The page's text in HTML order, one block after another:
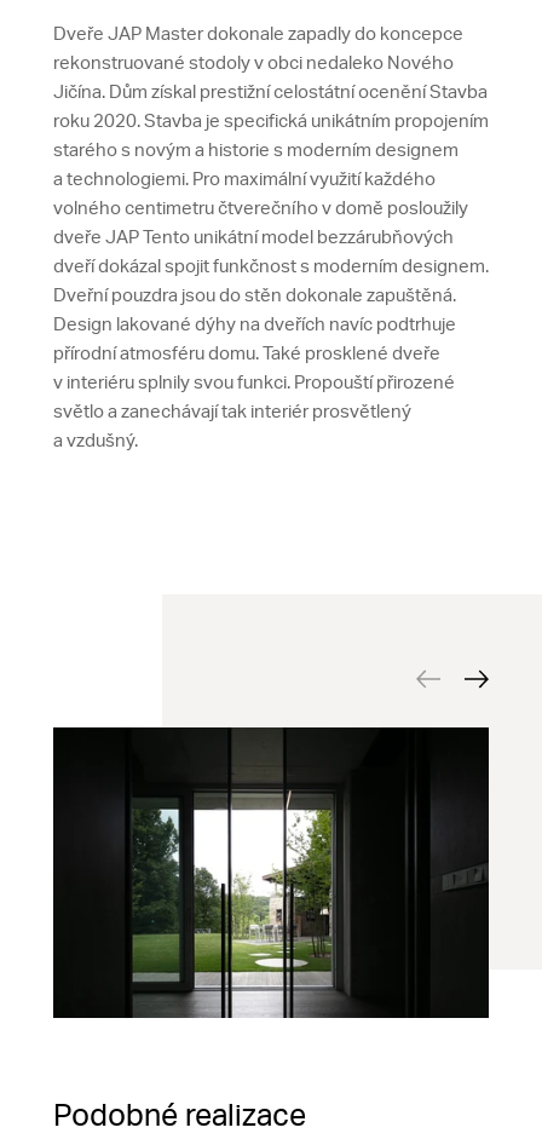
Dveře JAP Master dokonale zapadly do koncepce
rekonstruované stodoly v obci nedaleko Nového
Jičína. Dům získal prestižní celostátní ocenění Stavba
roku 2020. Stavba je specifická unikátním propojením
starého s novým a historie s moderním designem
a technologiemi. Pro maximální využití každého
volného centimetru čtverečního v domě posloužily
dveře JAP Tento unikátní model bezzárubňových
dveří dokázal spojit funkčnost s moderním designem.
Dveřní pouzdra jsou do stěn dokonale zapuštěná.
Design lakované dýhy na dveřích navíc podtrhuje
přírodní atmosféru domu. Také prosklené dveře
v interiéru splnily svou funkci. Propouští přirozené
světlo a zanechávají tak interiér prosvětlený
a vzdušný.
Podobné realizace